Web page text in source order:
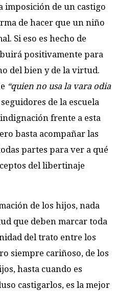
imposición de un castigo
de hacer que un niño
Si eso es hecho de
positivamente para
del bien y de la virtud.
“quien no usa la vara odia
de la escuela
frente a esta
basta acompañar las
partes para ver a qué
del libertinaje
de los hijos, nada
que deben marcar toda
del trato entre los
siempre cariñoso, de los
hasta cuando es
castigarlos, es la mejor